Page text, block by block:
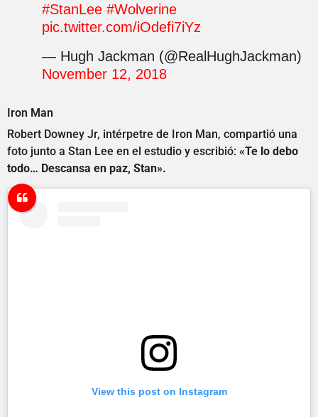
#StanLee #Wolverine
pic.twitter.com/iOdefi7iYz
— Hugh Jackman (@RealHughJackman)
November 12, 2018
Iron Man
Robert Downey Jr, intérpetre de Iron Man, compartió una
foto junto a Stan Lee en el estudio y escribió: «Te lo debo
todo… Descansa en paz, Stan».
View this post on Instagram